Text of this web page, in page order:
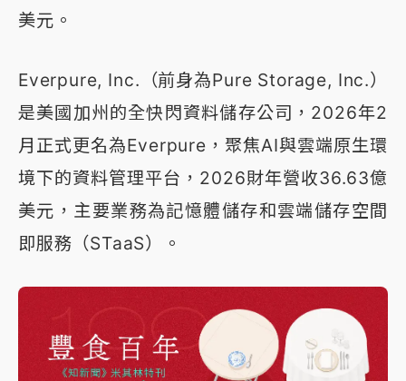
美元。
Everpure, Inc.‌（前身為‌Pure Storage, Inc.‌）
是美國加州的全快閃資料儲存公司，‌2026年2
月正式更名為Everpure‌，聚焦AI與雲端原生環
境下的資料管理平台，2026財年營收36.63億
美元，主要業務為記憶體儲存和雲端儲存空間
即服務（STaaS）。